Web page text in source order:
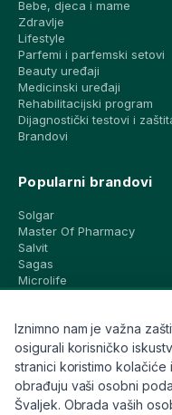
Bebe, djeca i mame
Zdravlje
Lifestyle
Parfemi i parfemski setovi
Beauty uređaji
Medicinski uređaji
Rehabilitacijski program
Dijagnostički testovi i
Brandovi
Popularni brandovi
Solgar
Master Of Pharmacy
Salvit
Sagas
Microlife
CeraVe
Eucerin
Avene
Bioderma
Svi brandovi
Iznimno nam je važna
osigurali korisničko
stranici koristimo
obrađuju vaši osobni
Švaljek. Obrada vaših